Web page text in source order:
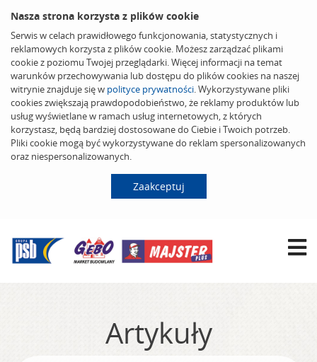
Nasza strona korzysta z plików cookie
Serwis w celach prawidłowego funkcjonowania, statystycznych i
reklamowych korzysta z plików cookie. Możesz zarządzać plikami
cookie z poziomu Twojej przeglądarki. Więcej informacji na temat
warunków przechowywania lub dostępu do plików cookies na naszej
witrynie znajduje się w polityce prywatności. Wykorzystywane pliki
cookies zwiększają prawdopodobieństwo, że reklamy produktów lub
usług wyświetlane w ramach usług internetowych, z których
korzystasz, będą bardziej dostosowane do Ciebie i Twoich potrzeb.
Pliki cookie mogą być wykorzystywane do reklam spersonalizowanych
oraz niespersonalizowanych.
Zaakceptuj
Artykuły